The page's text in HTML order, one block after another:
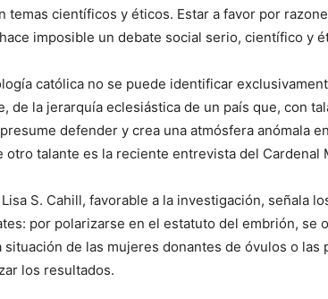
temas científicos y éticos. Estar a favor por
imposible un debate social serio, científico y
católica no se puede identificar
de la jerarquía eclesiástica de un país que, con
defender y crea una atmósfera anómala
otro talante es la reciente entrevista del Cardenal
S. Cahill, favorable a la investigación, señala
por polarizarse en el estatuto del embrión, se
situación de las mujeres donantes de óvulos o las
los resultados.